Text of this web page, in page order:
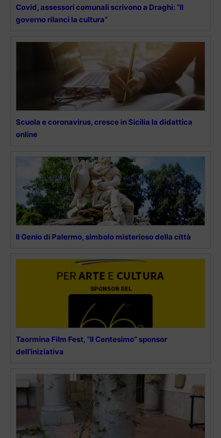
Covid, assessori comunali scrivono a Draghi: “Il
governo rilanci la cultura”
Scuola e coronavirus, cresce in Sicilia la didattica
online
Il Genio di Palermo, simbolo misterioso della città
Taormina Film Fest, “Il Centesimo” sponsor
dell’iniziativa